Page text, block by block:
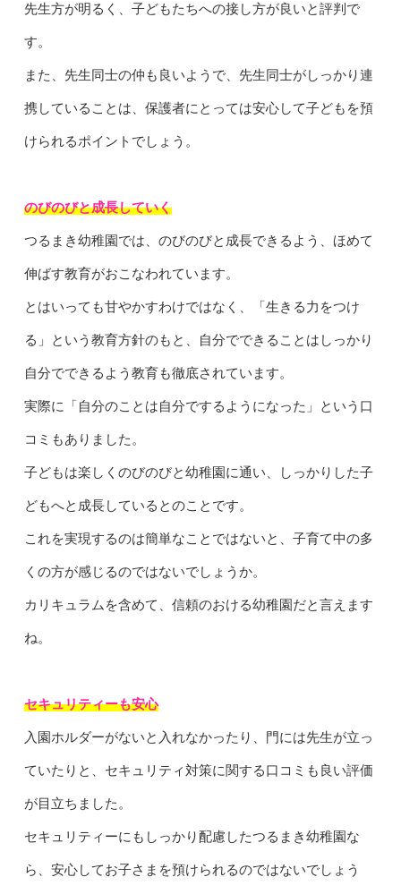
先生方が明るく、子どもたちへの接し方が良いと評判で
す。
また、先生同士の仲も良いようで、先生同士がしっかり連
携していることは、保護者にとっては安心して子どもを預
けられるポイントでしょう。
のびのびと成長していく
つるまき幼稚園では、のびのびと成長できるよう、ほめて
伸ばす教育がおこなわれています。
とはいっても甘やかすわけではなく、「生きる力をつけ
る」という教育方針のもと、自分でできることはしっかり
自分でできるよう教育も徹底されています。
実際に「自分のことは自分でするようになった」という口
コミもありました。
子どもは楽しくのびのびと幼稚園に通い、しっかりした子
どもへと成長しているとのことです。
これを実現するのは簡単なことではないと、子育て中の多
くの方が感じるのではないでしょうか。
カリキュラムを含めて、信頼のおける幼稚園だと言えます
ね。
セキュリティーも安心
入園ホルダーがないと入れなかったり、門には先生が立っ
ていたりと、セキュリティ対策に関する口コミも良い評価
が目立ちました。
セキュリティーにもしっかり配慮したつるまき幼稚園な
ら、安心してお子さまを預けられるのではないでしょう